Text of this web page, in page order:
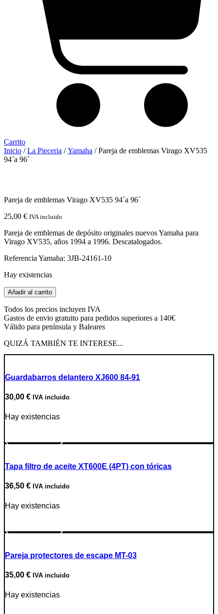
Carrito
Inicio /La Pieceria /Yamaha / Pareja de emblemas Virago XV535
94´a 96´
Pareja de emblemas Virago XV535 94´a 96´
25,00 € IVA incluido
Pareja de emblemas de depósito originales nuevos Yamaha para
Virago XV535, años 1994 a 1996. Descatalogados.
Referencia Yamaha: 3JB-24161-10
Hay existencias
Pareja
de
emblemas
Virago
XV535
´a
Añadir al carrito
Todos los precios incluyen IVA
Gastos de envio gratuito para pedidos superiores a 140€
Válido para península y Baleares
QUIZÁ TAMBIÉN TE INTERESE...
Guardabarros delantero XJ600 84-91
30,00 € IVA incluido
Hay existencias
Tapa filtro de aceite XT600E (4PT) con tóricas
36,50 € IVA incluido
Hay existencias
Pareja protectores de escape MT-03
35,00 € IVA incluido
Hay existencias